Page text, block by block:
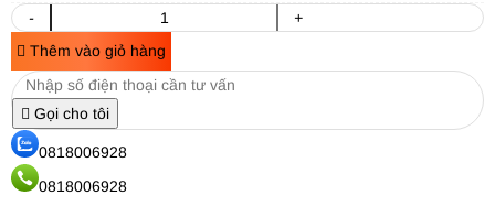
-
+
Thêm vào giỏ hàng
Gọi cho tôi
0818006928
0818006928